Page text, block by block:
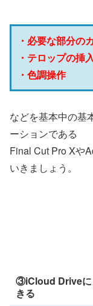
・必要な部分の
・テロップの挿
・色調操作
などを基本中の基
ーションである
Final Cut Pro Xや
いきましょう。
③iCloud Driveに
きる